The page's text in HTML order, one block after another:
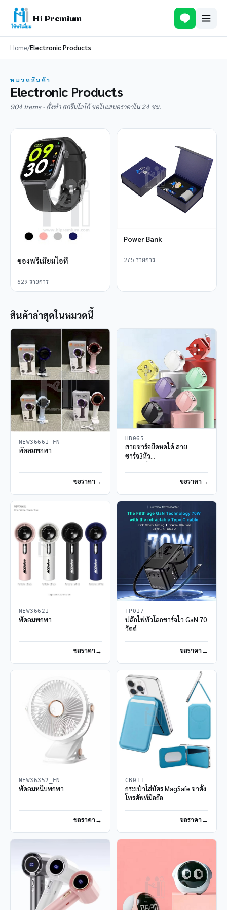
Hi Premium
Home/Electronic Products
หมวดสินค้า
Electronic Products
904 items · สั่งทำ สกรีนโลโก้ ขอใบเสนอราคาใน 24 ชม.
ของพรีเมี่ยมไอที
629 รายการ
Power Bank
275 รายการ
สินค้าล่าสุดในหมวดนี้
NEW36661_FN
พัดลมพกพา
ขอราคา
HB065
สายชาร์จยืดหดได้ สาย
ชาร์จ3หัว
ขอราคา
NEW36621
พัดลมพกพา
ขอราคา
TP017
ปลั๊กไฟทั่วโลกชาร์จไว GaN 70
วัตต์
ขอราคา
NEW36352_FN
พัดลมหนีบพกพา
ขอราคา
CB011
กระเป๋าใส่บัตร MagSafe ขาตั้ง
โทรศัพท์มือถือ
ขอราคา